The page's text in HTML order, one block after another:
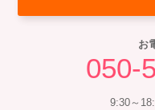
お
050-
9:30～